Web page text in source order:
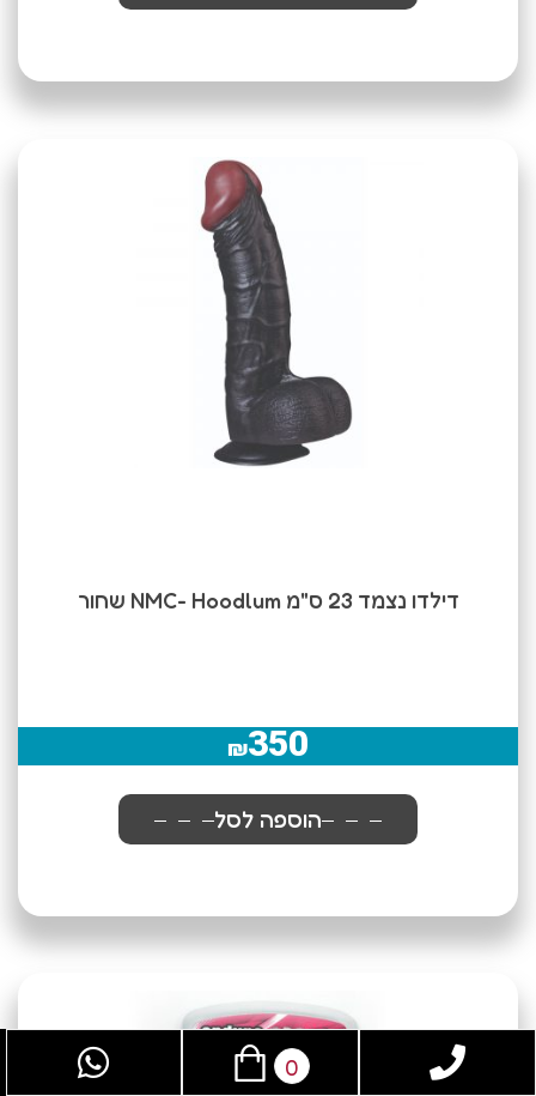
דילדו נצמד 23 ס"מ NMC- Hoodlum שחור
₪350
הוספה לסל
0